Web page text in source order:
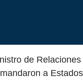
de
a